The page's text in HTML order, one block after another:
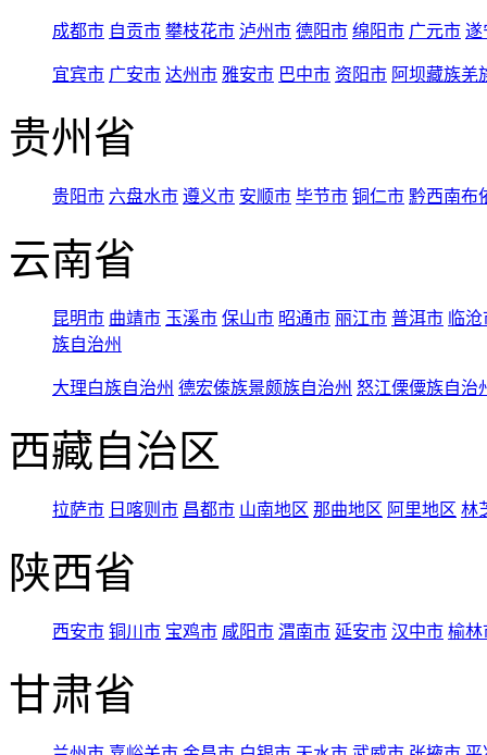
成都市 自贡市 攀枝花市 泸州市 德阳市 绵阳市 广元市 遂
宜宾市 广安市 达州市 雅安市 巴中市 资阳市 阿坝藏族羌
贵州省
贵阳市 六盘水市 遵义市 安顺市 毕节市 铜仁市 黔西南布
云南省
昆明市 曲靖市 玉溪市 保山市 昭通市 丽江市 普洱市 临
族自治州
大理白族自治州 德宏傣族景颇族自治州 怒江傈僳族自治
西藏自治区
拉萨市 日喀则市 昌都市 山南地区 那曲地区 阿里地区 林
陕西省
西安市 铜川市 宝鸡市 咸阳市 渭南市 延安市 汉中市 榆林
甘肃省